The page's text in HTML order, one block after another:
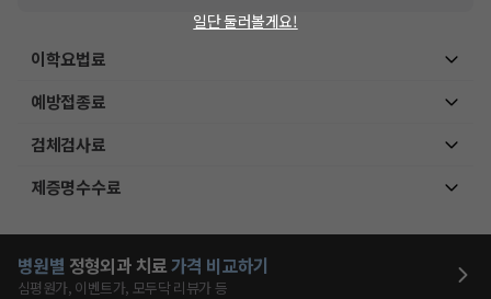
이학요법료
예방접종료
검체검사료
제증명수수료
병원별 정형외과 치료가격 비교하기
심평원가, 이벤트가, 모두닥 리뷰가 등
일단 둘러볼게요!